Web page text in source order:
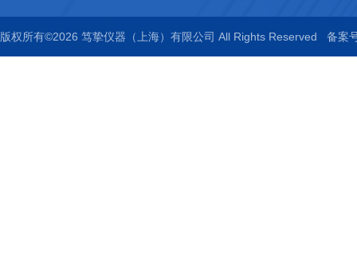
版权所有©2026 笃挚仪器（上海）有限公司 All Rights Reserved 备案